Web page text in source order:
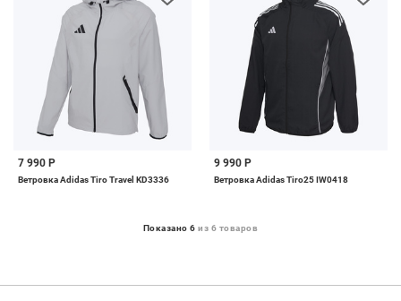
7 990 Р
Ветровка Adidas Tiro Travel KD3336
9 990 Р
Ветровка Adidas Tiro25 IW0418
Показано 6 из 6 товаров